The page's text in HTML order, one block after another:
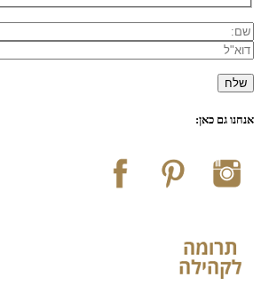
אנחנו גם כאן: